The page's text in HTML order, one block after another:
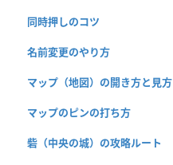
同時押しのコツ
名前変更のやり方
マップ（地図）の開き方と見方
マップのピンの打ち方
砦（中央の城）の攻略ルート